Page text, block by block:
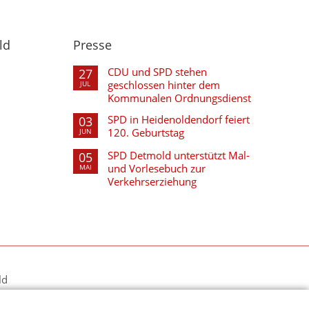
Presse
27
JUL
CDU und SPD stehen
geschlossen hinter dem
Kommunalen Ordnungsdienst
03
JUN
SPD in Heidenoldendorf feiert
120. Geburtstag
05
MAI
SPD Detmold unterstützt Mal-
und Vorlesebuch zur
Verkehrserziehung